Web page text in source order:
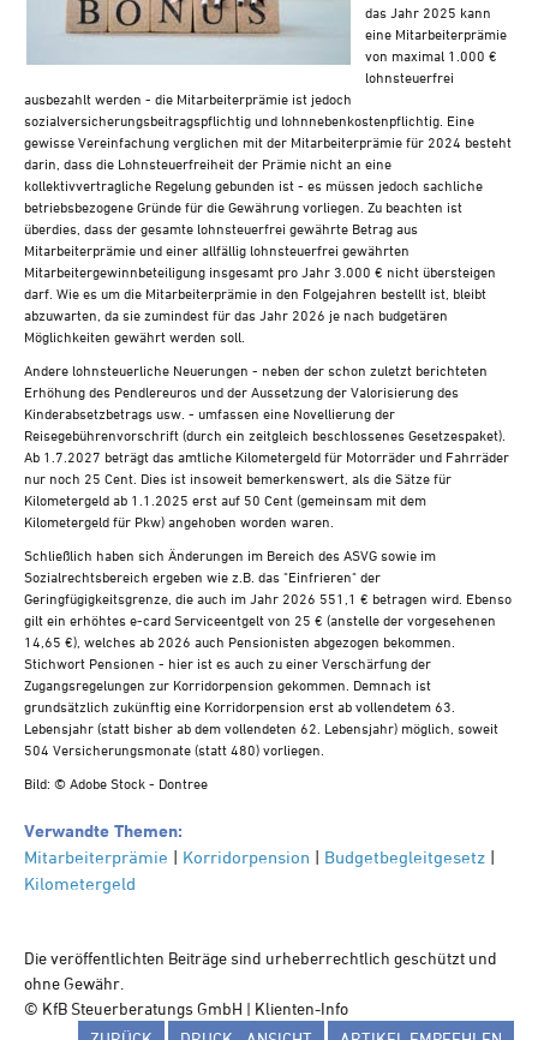
Videoarchiv
das Jahr 2025 kann
eine Mitarbeiterprämie
von maximal 1.000 €
lohnsteuerfrei
ausbezahlt werden - die Mitarbeiterprämie ist jedoch
sozialversicherungsbeitragspflichtig und lohnnebenkostenpflichtig. Eine
gewisse Vereinfachung verglichen mit der Mitarbeiterprämie für 2024 besteht
darin, dass die Lohnsteuerfreiheit der Prämie nicht an eine
kollektivvertragliche Regelung gebunden ist - es müssen jedoch sachliche
betriebsbezogene Gründe für die Gewährung vorliegen. Zu beachten ist
überdies, dass der gesamte lohnsteuerfrei gewährte Betrag aus
Mitarbeiterprämie und einer allfällig lohnsteuerfrei gewährten
Mitarbeitergewinnbeteiligung insgesamt pro Jahr 3.000 € nicht übersteigen
darf. Wie es um die Mitarbeiterprämie in den Folgejahren bestellt ist, bleibt
abzuwarten, da sie zumindest für das Jahr 2026 je nach budgetären
Möglichkeiten gewährt werden soll.
Andere lohnsteuerliche Neuerungen - neben der schon zuletzt berichteten
Erhöhung des Pendlereuros und der Aussetzung der Valorisierung des
Kinderabsetzbetrags usw. - umfassen eine Novellierung der
Reisegebührenvorschrift (durch ein zeitgleich beschlossenes Gesetzespaket).
Ab 1.7.2027 beträgt das amtliche Kilometergeld für Motorräder und Fahrräder
nur noch 25 Cent. Dies ist insoweit bemerkenswert, als die Sätze für
Kilometergeld ab 1.1.2025 erst auf 50 Cent (gemeinsam mit dem
Kilometergeld für Pkw) angehoben worden waren.
Schließlich haben sich Änderungen im Bereich des ASVG sowie im
Sozialrechtsbereich ergeben wie z.B. das "Einfrieren" der
Geringfügigkeitsgrenze, die auch im Jahr 2026 551,1 € betragen wird. Ebenso
gilt ein erhöhtes e-card Serviceentgelt von 25 € (anstelle der vorgesehenen
14,65 €), welches ab 2026 auch Pensionisten abgezogen bekommen.
Stichwort Pensionen - hier ist es auch zu einer Verschärfung der
Zugangsregelungen zur Korridorpension gekommen. Demnach ist
grundsätzlich zukünftig eine Korridorpension erst ab vollendetem 63.
Lebensjahr (statt bisher ab dem vollendeten 62. Lebensjahr) möglich, soweit
504 Versicherungsmonate (statt 480) vorliegen.
Bild: © Adobe Stock - Dontree
Verwandte Themen:
Mitarbeiterprämie | Korridorpension | Budgetbegleitgesetz |
Kilometergeld
Die veröffentlichten Beiträge sind urheberrechtlich geschützt und
ohne Gewähr.
© KfB Steuerberatungs GmbH | Klienten-Info